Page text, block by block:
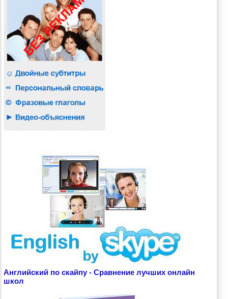
Английский по скайпу - Сравнение лучших онлайн
школ